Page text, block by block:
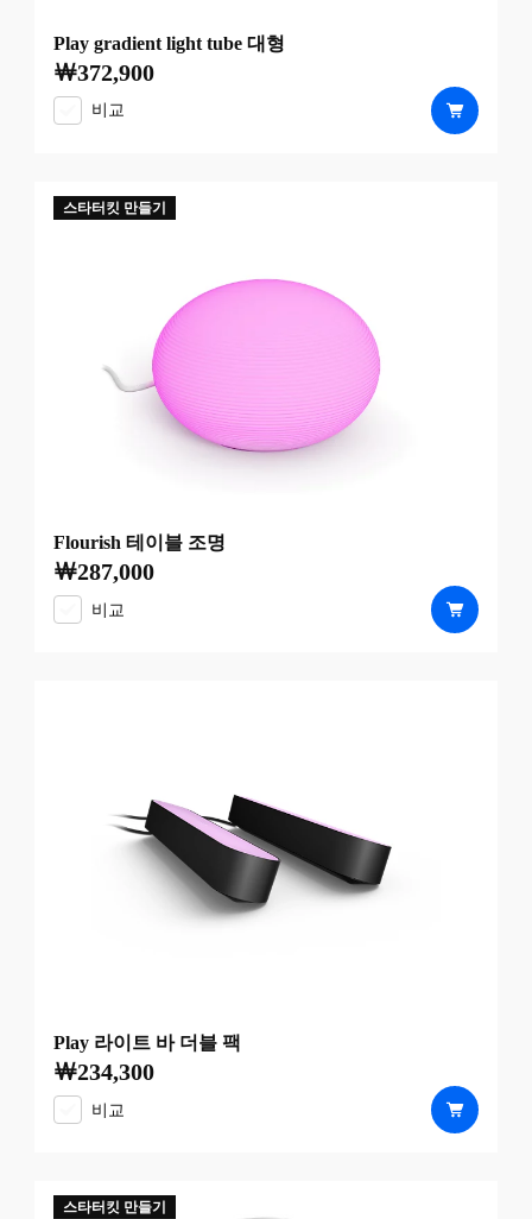
Play gradient light tube 대형
현재 가격은 ￦372,900
￦372,900
비교
스타터킷 만들기
Flourish 테이블 조명
현재 가격은 ￦287,000
￦287,000
비교
Play 라이트 바 더블 팩
현재 가격은 ￦234,300
￦234,300
비교
스타터킷 만들기